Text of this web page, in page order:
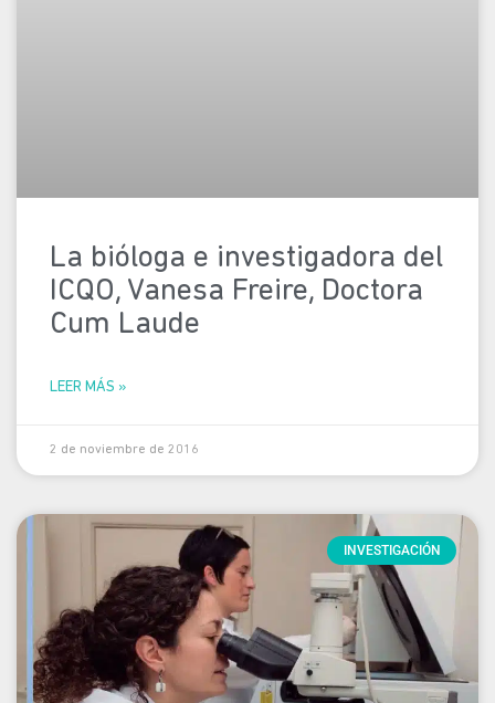
La bióloga e investigadora del
ICQO, Vanesa Freire, Doctora
Cum Laude
LEER MÁS »
2 de noviembre de 2016
INVESTIGACIÓN